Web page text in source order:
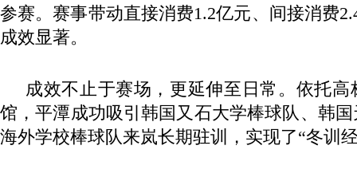
参赛。赛事带动直接消费1.2亿元、间接消费
成效显著。
成效不止于赛场，更延伸至日常。依托高
馆，平潭成功吸引韩国又石大学棒球队、韩
海外学校棒球队来岚长期驻训，实现了“冬训